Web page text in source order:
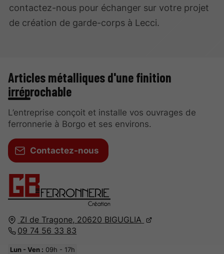
contactez-nous pour échanger sur votre projet
de création de garde-corps à Lecci.
ZI de Tragone, 20620 BIGUGLIA
09 74 56 33 83
Lun - Ven : 09h - 17h
Articles métalliques d'une finition
irréprochable
L’entreprise conçoit et installe vos ouvrages de
ferronnerie à Borgo et ses environs.
Contactez-nous